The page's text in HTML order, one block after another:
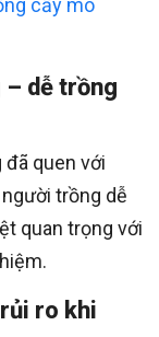
cấy mô
dễ trồng
quen với
trồng dễ
quan trọng với
ro khi